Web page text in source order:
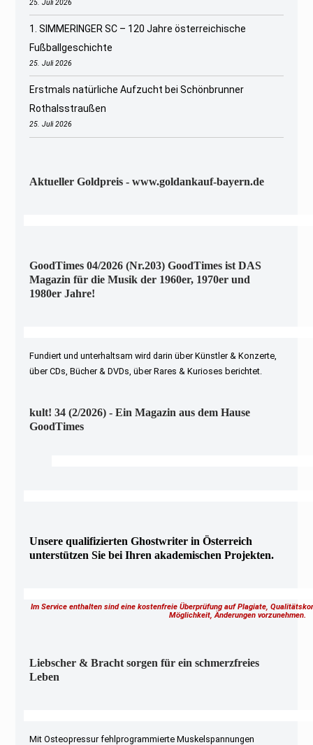
25. Juli 2026
1. SIMMERINGER SC – 120 Jahre österreichische
Fußballgeschichte
25. Juli 2026
Erstmals natürliche Aufzucht bei Schönbrunner
Rothalsstraußen
25. Juli 2026
Aktueller Goldpreis - www.goldankauf-bayern.de
GoodTimes 04/2026 (Nr.203) GoodTimes ist DAS
Magazin für die Musik der 1960er, 1970er und
1980er Jahre!
Fundiert und unterhaltsam wird darin über Künstler & Konzerte,
über CDs, Bücher & DVDs, über Rares & Kurioses berichtet.
kult! 34 (2/2026) - Ein Magazin aus dem Hause
GoodTimes
Unsere qualifizierten Ghostwriter in Österreich
unterstützen Sie bei Ihren akademischen Projekten.
Im Service enthalten sind eine kostenfreie Überprüfung auf Plagiate,
Möglichkeit, Änderungen vorzunehmen.
Liebscher & Bracht sorgen für ein schmerzfreies
Leben
Mit Osteopressur fehlprogrammierte Muskelspannungen